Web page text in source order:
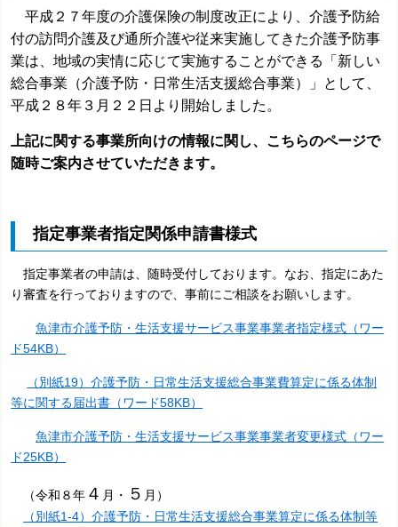
平成２７年度の介護保険の制度改正により、介護予防給
付の訪問介護及び通所介護や従来実施してきた介護予防事
業は、地域の実情に応じて実施することができる「新しい
総合事業（介護予防・日常生活支援総合事業）」として、
平成２８年３月２２日より開始しました。
上記に関する事業所向けの情報に関し、こちらのページで
随時ご案内させていただきます。
指定事業者指定関係申請書様式
指定事業者の申請は、随時受付しております。なお、指定にあた
り審査を行っておりますので、事前にご相談をお願いします。
魚津市介護予防・生活支援サービス事業事業者指定様式（ワー
ド54KB）
（別紙19）介護予防・日常生活支援総合事業費算定に係る体制
等に関する届出書（ワード58KB）
魚津市介護予防・生活支援サービス事業事業者変更様式（ワー
ド25KB）
（令和８年 ４ 月・ ５ 月）
（別紙1-4）介護予防・日常生活支援総合事業算定に係る体制等